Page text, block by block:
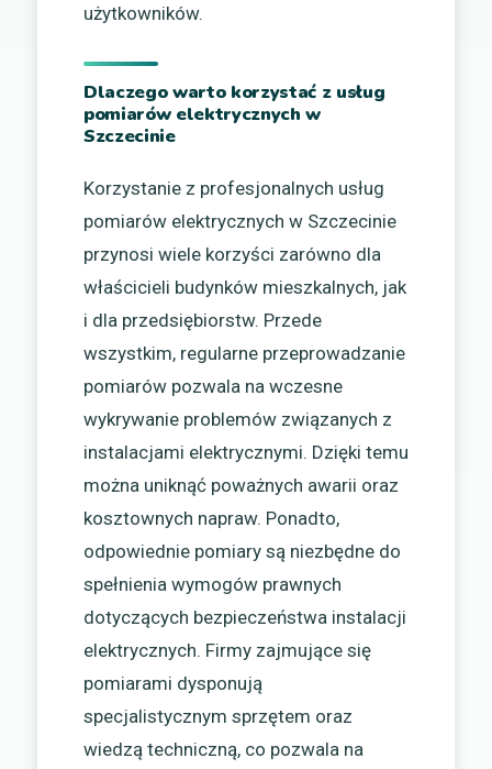
użytkowników.
Dlaczego warto korzystać z usług
pomiarów elektrycznych w
Szczecinie
Korzystanie z profesjonalnych usług
pomiarów elektrycznych w Szczecinie
przynosi wiele korzyści zarówno dla
właścicieli budynków mieszkalnych, jak
i dla przedsiębiorstw. Przede
wszystkim, regularne przeprowadzanie
pomiarów pozwala na wczesne
wykrywanie problemów związanych z
instalacjami elektrycznymi. Dzięki temu
można uniknąć poważnych awarii oraz
kosztownych napraw. Ponadto,
odpowiednie pomiary są niezbędne do
spełnienia wymogów prawnych
dotyczących bezpieczeństwa instalacji
elektrycznych. Firmy zajmujące się
pomiarami dysponują
specjalistycznym sprzętem oraz
wiedzą techniczną, co pozwala na